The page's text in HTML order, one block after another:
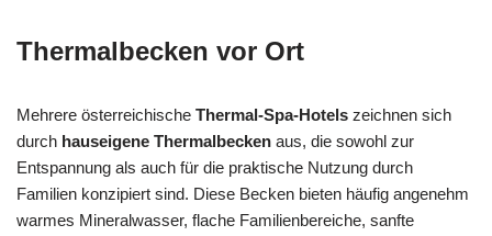
Thermalbecken vor Ort
Mehrere österreichische Thermal-Spa-Hotels zeichnen sich
durch hauseigene Thermalbecken aus, die sowohl zur
Entspannung als auch für die praktische Nutzung durch
Familien konzipiert sind. Diese Becken bieten häufig angenehm
warmes Mineralwasser, flache Familienbereiche, sanfte